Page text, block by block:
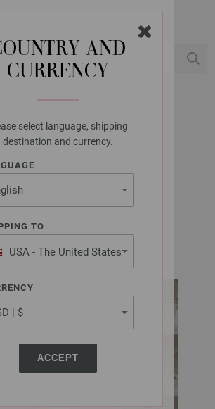
AND
CURRENCY
select language, shipping
destination and currency.
TO
USA - The United States
ACCEPT
LANA GROSSA
SHIRT PER
FORTUNA
No. 20 | Modell 23